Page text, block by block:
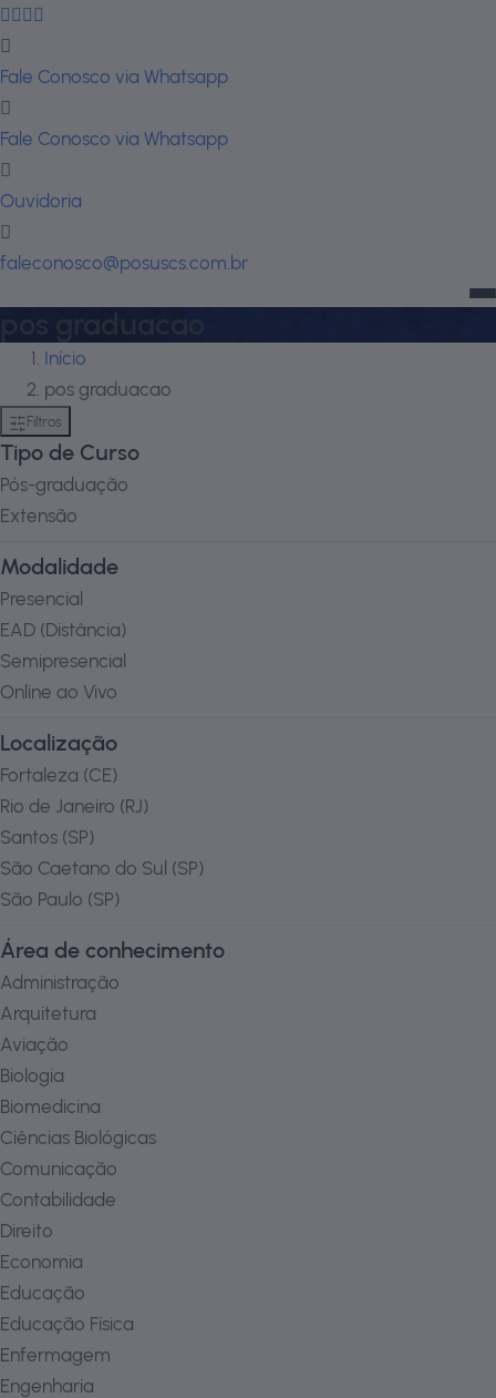
Fale Conosco via Whatsapp
Fale Conosco via Whatsapp
Ouvidoria
faleconosco@posuscs.com.br
Início
pos graduacao
Filtros
Tipo de Curso
Pós-graduação
Extensão
Modalidade
Presencial
EAD (Distância)
Semipresencial
Online ao Vivo
Localização
Fortaleza (CE)
Rio de Janeiro (RJ)
Santos (SP)
São Caetano do Sul (SP)
São Paulo (SP)
Área de conhecimento
Administração
Arquitetura
Aviação
Biologia
Biomedicina
Ciências Biológicas
Comunicação
Contabilidade
Direito
Economia
Educação
Educação Física
Enfermagem
Engenharia